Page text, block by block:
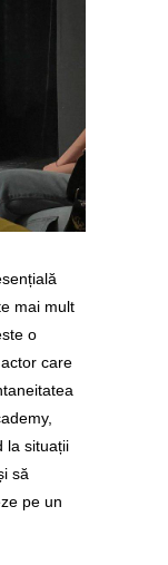
mai mult
o
care
la situații
să
pe un